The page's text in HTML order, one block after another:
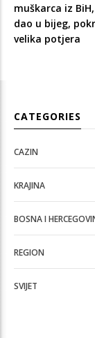
muškarca iz
dao u bijeg,
velika potjera
CATEGORIES
CAZIN
KRAJINA
BOSNA I
REGION
SVIJET